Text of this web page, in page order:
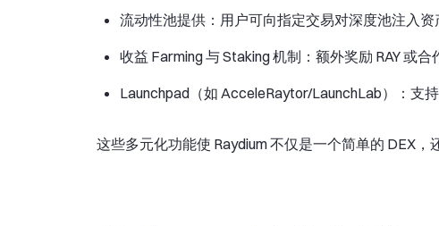
流动性池提供：用户可向指定交易对深度池注入资
收益 Farming 与 Staking 机制：额外奖励 RAY 或合
Launchpad（如 AcceleRaytor/LaunchLab）：支
这些多元化功能使 Raydium 不仅是一个简单的 DEX，